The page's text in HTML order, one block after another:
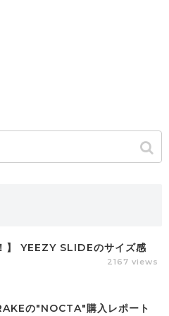
】 YEEZY SLIDEのサイズ感
2167 views
の"NOCTA"購入レポート